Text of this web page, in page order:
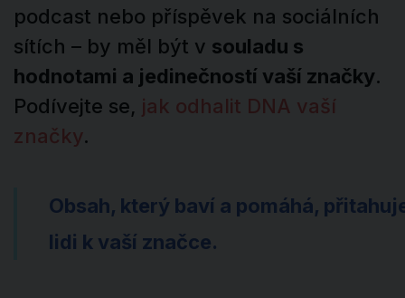
podcast nebo příspěvek na sociálních
sítích – by měl být v souladu s
hodnotami a jedinečností vaší značky.
Podívejte se, jak odhalit DNA vaší
značky.
Obsah, který baví a pomáhá,
lidi k vaší značce.